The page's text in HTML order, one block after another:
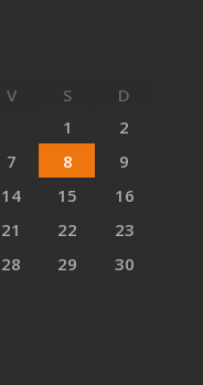
V S
D
1
2
7 8
9
14 15
16
21 22
23
28 29
30